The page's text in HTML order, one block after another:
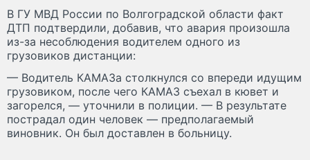
В ГУ МВД России по Волгоградской области факт
ДТП подтвердили, добавив, что авария произошла
из-за несоблюдения водителем одного из
грузовиков дистанции:
— Водитель КАМАЗа столкнулся со впереди идущим
грузовиком, после чего КАМАЗ съехал в кювет и
загорелся, — уточнили в полиции. — В результате
пострадал один человек — предполагаемый
виновник. Он был доставлен в больницу.